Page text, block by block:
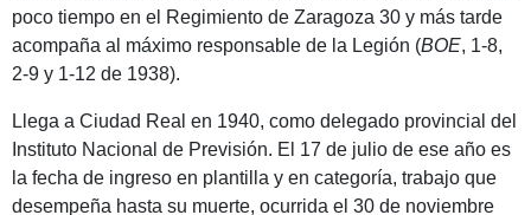
poco tiempo en el Regimiento de Zaragoza 30 y más tarde
acompaña al máximo responsable de la Legión (BOE, 1-8,
2-9 y 1-12 de 1938).
Llega a Ciudad Real en 1940, como delegado provincial del
Instituto Nacional de Previsión. El 17 de julio de ese año es
la fecha de ingreso en plantilla y en categoría, trabajo que
desempeña hasta su muerte, ocurrida el 30 de noviembre